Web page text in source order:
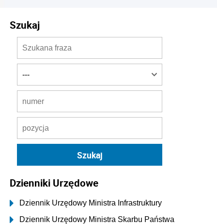
Szukaj
Dzienniki Urzędowe
Dziennik Urzędowy Ministra Infrastruktury
Dziennik Urzędowy Ministra Skarbu Państwa